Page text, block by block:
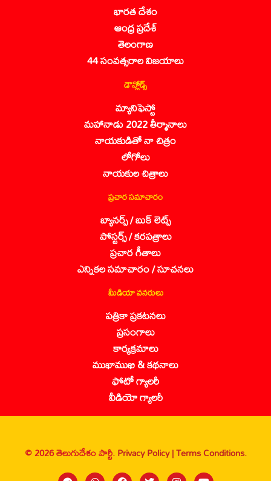
భారత దేశం
ఆంధ్ర ప్రదేశ్
తెలంగాణ
44 సంవత్సరాల విజయాలు
డౌన్లోడ్స్
మ్యానిఫెస్టో
మహానాడు 2022 తీర్మానాలు
నాయకుడితో నా చిత్రం
లోగోలు
నాయకుల చిత్రాలు
ప్రచార సమాచారం
బ్యానర్స్ / బుక్ లెట్స్
పోస్టర్స్ / కరపత్రాలు
ప్రచార గీతాలు
ఎన్నికల సమాచారం / సూచనలు
మీడియా వనరులు
పత్రికా ప్రకటనలు
ప్రసంగాలు
కార్యక్రమాలు
ముఖాముఖి & కథనాలు
ఫోటో గ్యాలరీ
వీడియో గ్యాలరీ
© 2026 తెలుగుదేశం పార్టీ.Privacy Policy |Terms Conditions.